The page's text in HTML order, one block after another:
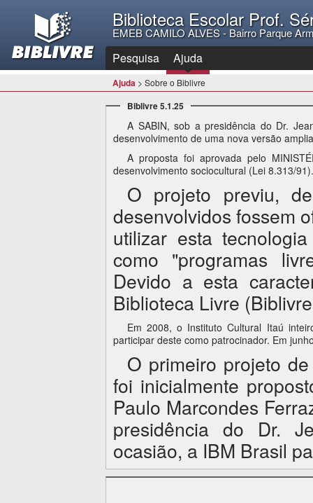
Biblioteca Escolar Prof.
EMEB CAMILO ALVES - Bairro Parque
Pesquisa Ajuda
Ajuda > Sobre o Biblivre
Biblivre 5.1.25
A SABIN, sob a presidência do Dr.
desenvolvimento de uma nova versão
A proposta foi aprovada pelo
desenvolvimento sociocultural (Lei 8.313/91).
O projeto previu,
desenvolvidos fossem
utilizar esta
como "programas
Devido a esta
Biblioteca Livre
Em 2008, o Instituto Cultural Itaú
participar deste como patrocinador. Em
O primeiro projeto
foi inicialmente
Paulo Marcondes
presidência do Dr.
ocasião, a IBM Brasil